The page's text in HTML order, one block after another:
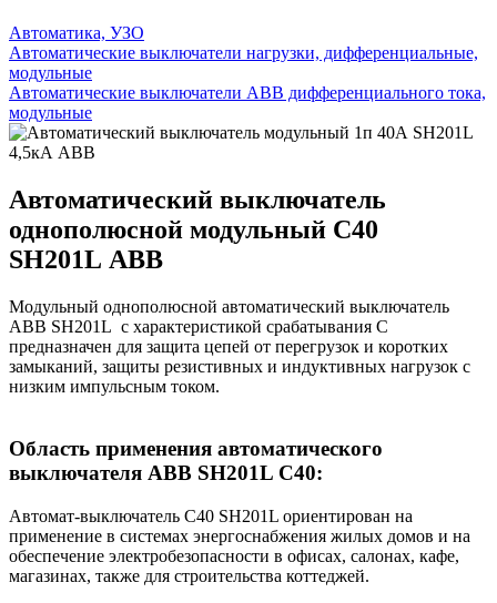
Автоматика, УЗО
Автоматические выключатели нагрузки, дифференциальные,
модульные
Автоматические выключатели ABB дифференциального тока,
модульные
Автоматический выключатель
однополюсной модульный C40
SH201L ABB
Модульный однополюсной автоматический выключатель
ABB SH201L с характеристикой срабатывания С
предназначен для защита цепей от перегрузок и коротких
замыканий, защиты резистивных и индуктивных нагрузок с
низким импульсным током.
Область применения автоматического
выключателя ABB SH201L C40:
Автомат-выключатель C40 SH201L ориентирован на
применение в системах энергоснабжения жилых домов и на
обеспечение электробезопасности в офисах, салонах, кафе,
магазинах, также для строительства коттеджей.